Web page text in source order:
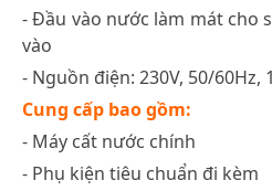
- Đầu vào nước làm mát cho
vào
- Nguồn điện: 230V, 50/60Hz,
Cung cấp bao gồm:
- Máy cất nước chính
- Phụ kiện tiêu chuẩn đi kèm